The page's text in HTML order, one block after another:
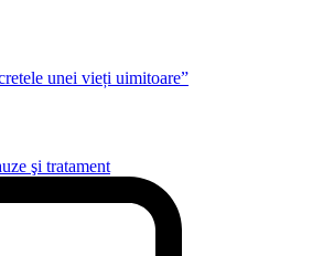
unei vieți uimitoare”
şi tratament